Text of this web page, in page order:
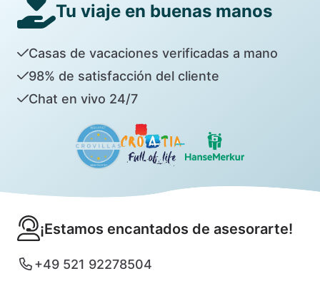
Tu viaje en buenas manos
Casas de vacaciones verificadas a mano
98% de satisfacción del cliente
Chat en vivo 24/7
¡Estamos encantados de asesorarte!
+49 521 92278504